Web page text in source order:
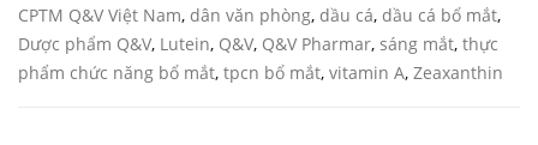
CPTM Q&V Việt Nam, dân văn phòng, dầu cá, dầu cá bổ mắt,
Dược phẩm Q&V, Lutein, Q&V, Q&V Pharmar, sáng mắt, thực
phẩm chức năng bổ mắt, tpcn bổ mắt, vitamin A, Zeaxanthin